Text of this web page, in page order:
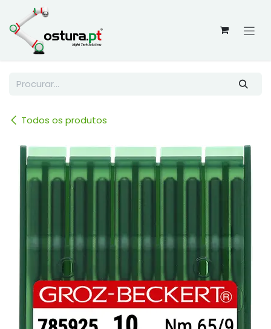
Skip to Content
Todos os produtos